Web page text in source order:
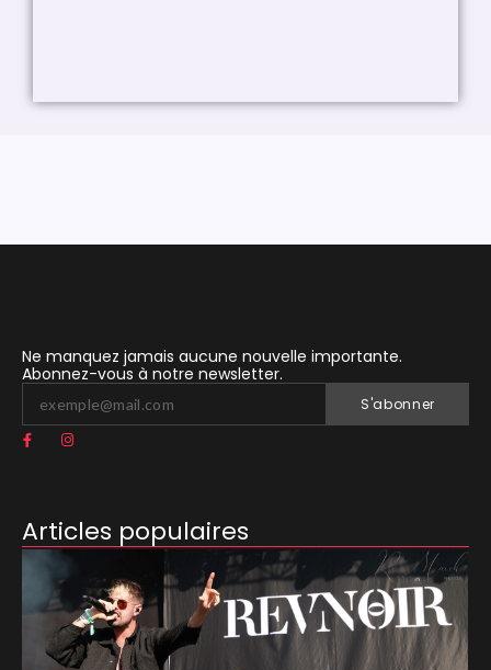
Ne manquez jamais aucune nouvelle importante.
Abonnez-vous à notre newsletter.
S'abonner
Articles populaires